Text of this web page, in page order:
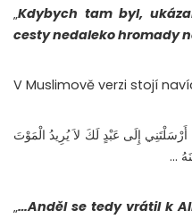
„Kdybych tam byl,
cesty nedaleko hromady
V Muslimově verzi stojí
إِلَى عَبْدٍ لَكَ لاَ يُرِيدُ الْمَوْتَ
…
„…Anděl se tedy vrátil k